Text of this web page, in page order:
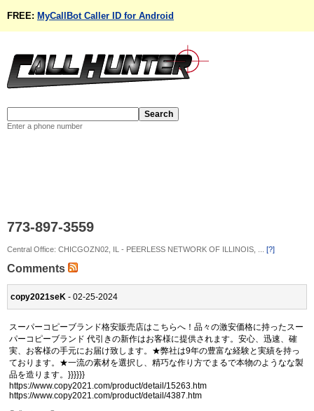
FREE: MyCallBot Caller ID for Android
Enter a phone number
773-897-3559
Central Office: CHICGOZN02, IL - PEERLESS NETWORK OF ILLINOIS, ... [?]
Comments
copy2021seK - 02-25-2024
スーパーコピーブランド格安販売店はこちらへ！品々の激安価格に持ったスー
パーコピーブランド 代引きの新作はお客様に提供されます。安心、迅速、確
実、お客様の手元にお届け致します。★弊社は9年の豊富な経験と実績を持っ
ております。★一流の素材を選択し、精巧な作り方でまるで本物のようなな製
品を造ります。}}}}}}
https://www.copy2021.com/product/detail/15263.htm
https://www.copy2021.com/product/detail/4387.htm